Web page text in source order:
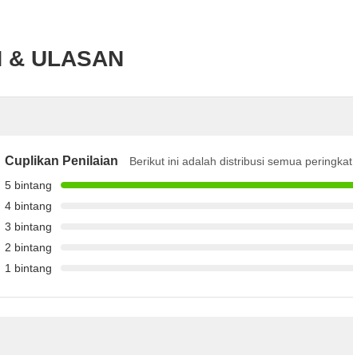
& ULASAN
Cuplikan Penilaian
Berikut ini adalah distribusi semua peringkat
5 bintang
4 bintang
3 bintang
2 bintang
1 bintang